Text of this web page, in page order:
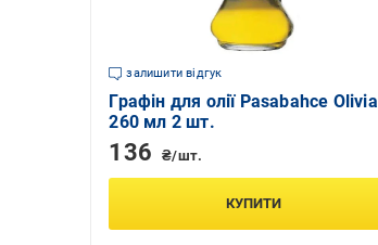
залишити відгук
Графін для олії Pasabahce Olivia
260 мл 2 шт.
136 ₴/шт.
КУПИТИ